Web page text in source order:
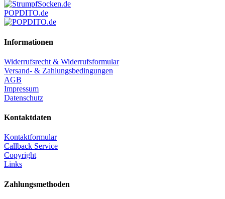
POPDITO.de
Informationen
Widerrufsrecht & Widerrufsformular
Versand- & Zahlungsbedingungen
AGB
Impressum
Datenschutz
Kontaktdaten
Kontaktformular
Callback Service
Copyright
Links
Zahlungsmethoden